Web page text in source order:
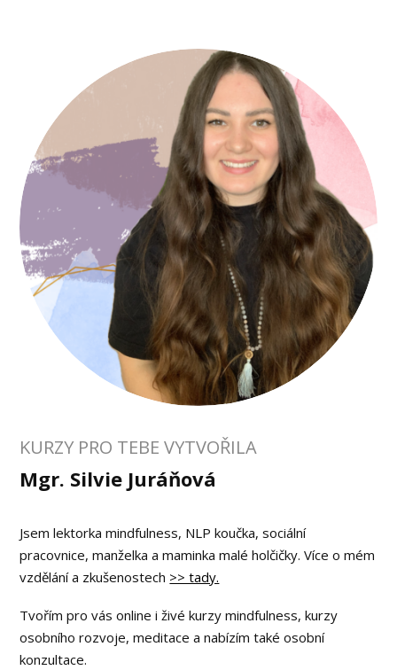
KURZY PRO TEBE VYTVOŘILA
Mgr. Silvie Juráňová
Jsem lektorka mindfulness, NLP koučka, sociální
pracovnice, manželka a maminka malé holčičky. Více o mém
vzdělání a zkušenostech >> tady.
Tvořím pro vás online i živé kurzy mindfulness, kurzy
osobního rozvoje, meditace a nabízím také osobní
konzultace.